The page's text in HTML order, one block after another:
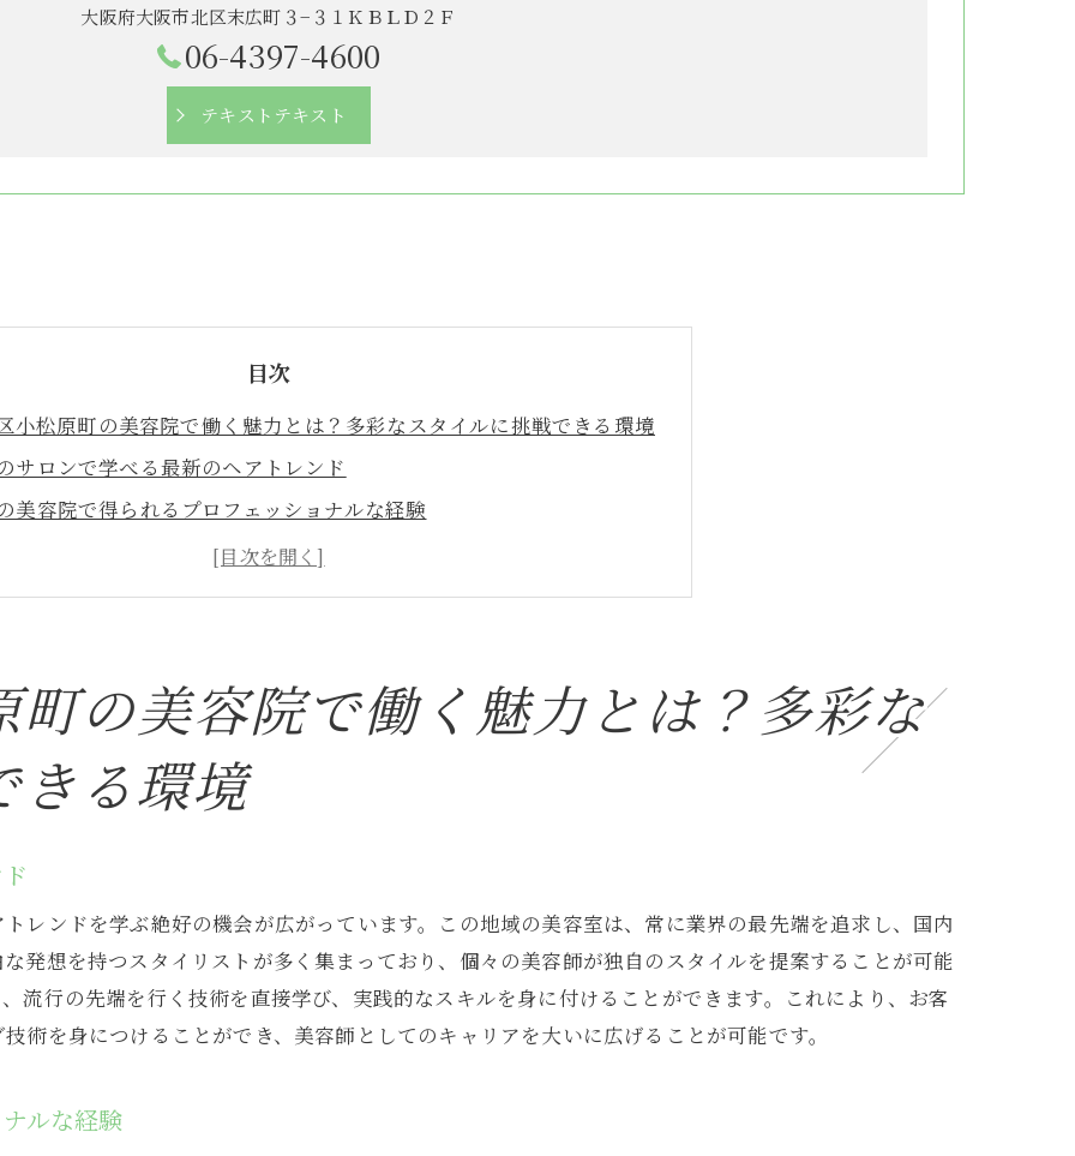
大阪府大阪市北区末広町３−３１ＫＢＬＤ２Ｆ
06-4397-4600
テキストテキスト
目次
小松原町の美容院で働く魅力とは？多彩なスタイルに挑戦できる環境
サロンで学べる最新のヘアトレンド
美容院で得られるプロフェッショナルな経験
活かせる職場環境の魅力
の笑顔を引き出すやりがい
バイト探しのコツ！大阪市北区小松原町で見つける理想の職場
報を効率よく探す方法
アピールするポイント
ちの口コミを活用する
項から読み取る職場の雰囲気
すさを重視したアルバイト選び
キルアップ！大阪市北区のアルバイトで学べる技術とは
技術の基礎から応用まで
リングのバリエーションを増やす
の美容院で働く魅力とは？多彩な
きる環境
レンドを学ぶ絶好の機会が広がっています。この地域の美容室は、常に業界の最先端を追求し、国内
発想を持つスタイリストが多く集まっており、個々の美容師が独自のスタイルを提案することが可能
流行の先端を行く技術を直接学び、実践的なスキルを身に付けることができます。これにより、お客
術を身につけることができ、美容師としてのキャリアを大いに広げることが可能です。
ルな経験